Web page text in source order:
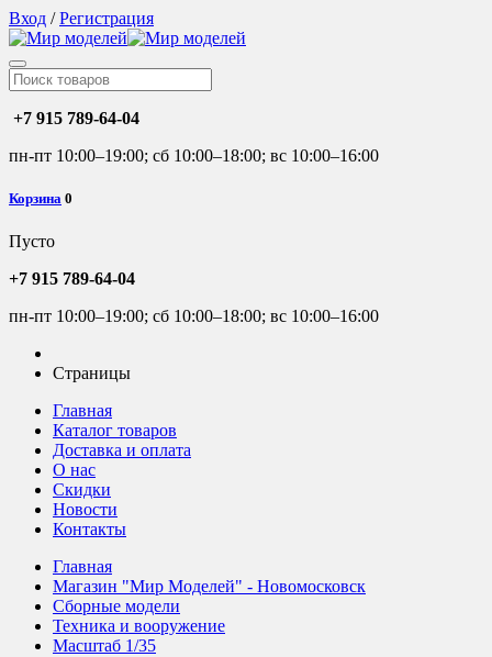
Вход /Регистрация
+7 915 789-64-04
пн-пт 10:00–19:00; сб 10:00–18:00; вс 10:00–16:00
Корзина 0
Пусто
+7 915 789-64-04
пн-пт 10:00–19:00; сб 10:00–18:00; вс 10:00–16:00
Страницы
Главная
Каталог товаров
Доставка и оплата
О нас
Скидки
Новости
Контакты
Главная
Магазин "Мир Моделей" - Новомосковск
Сборные модели
Техника и вооружение
Масштаб 1/35